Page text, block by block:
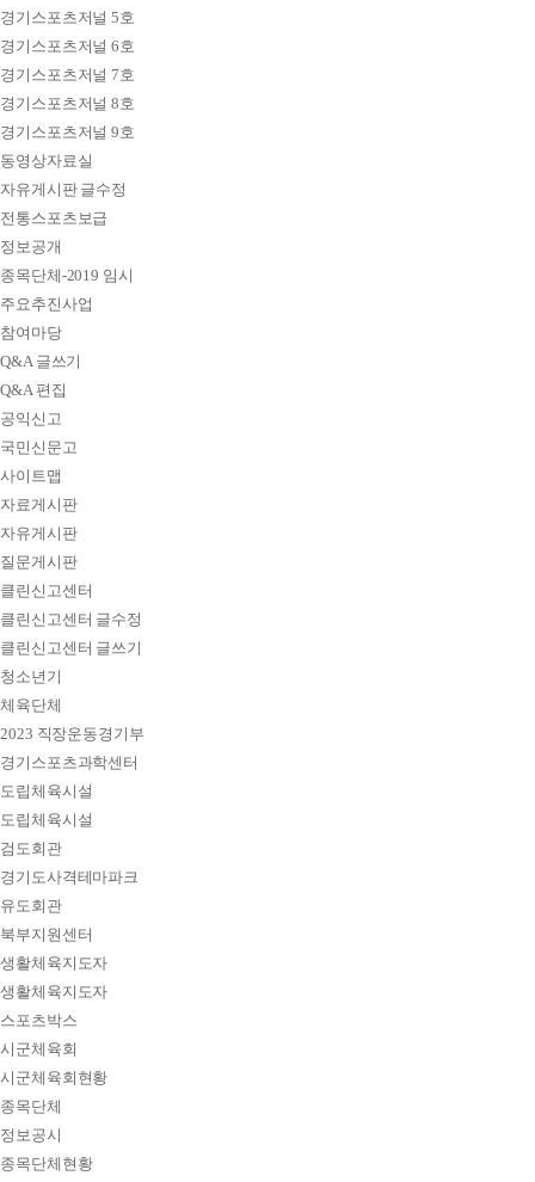
경기스포츠저널 5호
경기스포츠저널 6호
경기스포츠저널 7호
경기스포츠저널 8호
경기스포츠저널 9호
동영상자료실
자유게시판 글수정
전통스포츠보급
정보공개
종목단체-2019 임시
주요추진사업
참여마당
Q&A 글쓰기
Q&A 편집
공익신고
국민신문고
사이트맵
자료게시판
자유게시판
질문게시판
클린신고센터
클린신고센터 글수정
클린신고센터 글쓰기
청소년기
체육단체
2023 직장운동경기부
경기스포츠과학센터
도립체육시설
도립체육시설
검도회관
경기도사격테마파크
유도회관
북부지원센터
생활체육지도자
생활체육지도자
스포츠박스
시군체육회
시군체육회현황
종목단체
정보공시
종목단체현황